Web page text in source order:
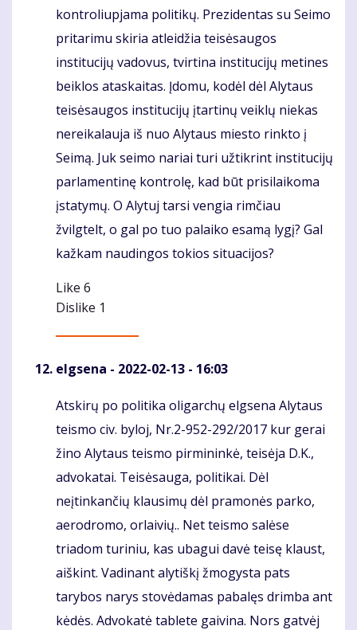
kontroliupjama politikų. Prezidentas su Seimo
pritarimu skiria atleidžia teisėsaugos
institucijų vadovus, tvirtina institucijų metines
beiklos ataskaitas. Įdomu, kodėl dėl Alytaus
teisėsaugos institucijų įtartinų veiklų niekas
nereikalauja iš nuo Alytaus miesto rinkto į
Seimą. Juk seimo nariai turi užtikrint institucijų
parlamentinę kontrolę, kad būt prisilaikoma
įstatymų. O Alytuj tarsi vengia rimčiau
žvilgtelt, o gal po tuo palaiko esamą lygį? Gal
kažkam naudingos tokios situacijos?
Like 6
Dislike 1
elgsena - 2022-02-13 - 16:03
Komentaras
Atskirų po politika oligarchų elgsena Alytaus
teismo civ. byloj, Nr.2-952-292/2017 kur gerai
žino Alytaus teismo pirmininkė, teisėja D.K.,
advokatai. Teisėsauga, politikai. Dėl
neįtinkančių klausimų dėl pramonės parko,
aerodromo, orlaivių.. Net teismo salėse
triadom turiniu, kas ubagui davė teisę klaust,
aiškint. Vadinant alytiškį žmogysta pats
tarybos narys stovėdamas pabalęs drimba ant
kėdės. Advokatė tablete gaivina. Nors gatvėj